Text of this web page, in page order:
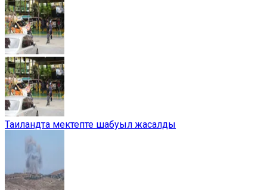
Таиландта мектепте шабуыл жасалды